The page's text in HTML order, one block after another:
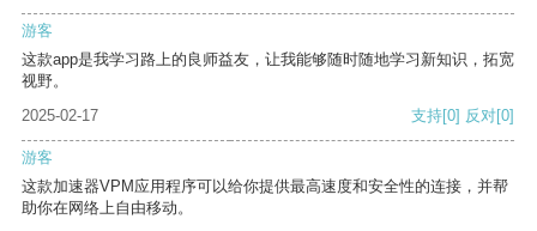
游客
这款app是我学习路上的良师益友，让我能够随时随地学习新知识，拓宽
视野。
2025-02-17
支持[0] 反对[0]
游客
这款加速器VPM应用程序可以给你提供最高速度和安全性的连接，并帮
助你在网络上自由移动。